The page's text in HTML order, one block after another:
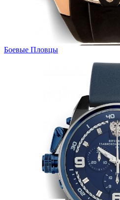
Боевые Пловцы